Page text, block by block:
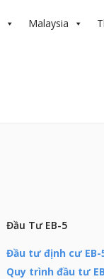
Malaysia
Đầu Tư EB-5
Đầu tư định cư EB-
Quy trình đầu tư